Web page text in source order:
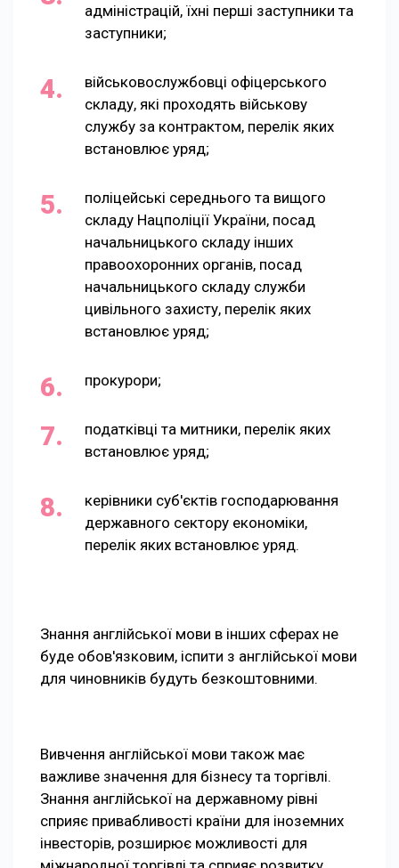
адміністрацій, їхні перші заступники та
заступники;
військовослужбовці офіцерського
складу, які проходять військову
службу за контрактом, перелік яких
встановлює уряд;
поліцейські середнього та вищого
складу Нацполіції України, посад
начальницького складу інших
правоохоронних органів, посад
начальницького складу служби
цивільного захисту, перелік яких
встановлює уряд;
прокурори;
податківці та митники, перелік яких
встановлює уряд;
керівники суб'єктів господарювання
державного сектору економіки,
перелік яких встановлює уряд.
Знання англійської мови в інших сферах не
буде обов'язковим, іспити з англійської мови
для чиновників будуть безкоштовними.
Вивчення англійської мови також має
важливе значення для бізнесу та торгівлі.
Знання англійської на державному рівні
сприяє привабливості країни для іноземних
інвесторів, розширює можливості для